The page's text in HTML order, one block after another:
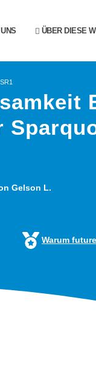
ÜBER DIESE
SR1
Gelson L.
Warum